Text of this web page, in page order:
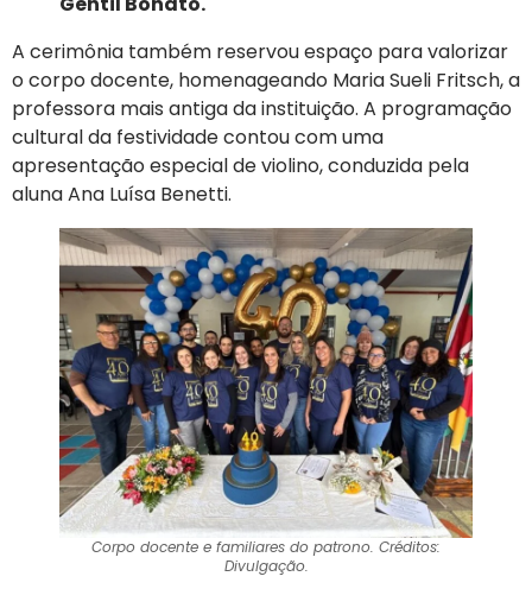
A cerimônia também reservou espaço para valorizar
o corpo docente, homenageando Maria Sueli Fritsch, a
professora mais antiga da instituição. A programação
cultural da festividade contou com uma
apresentação especial de violino, conduzida pela
aluna Ana Luísa Benetti.
Corpo docente e familiares do patrono. Créditos:
Divulgação.